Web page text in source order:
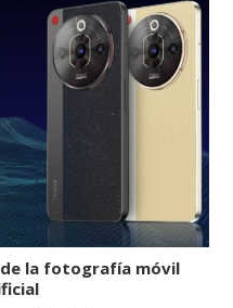
de la fotografía móvil